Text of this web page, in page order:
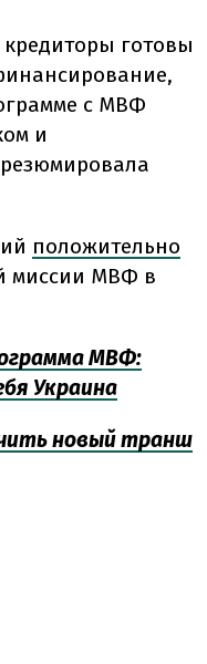
готовы
с МВФ
и
положительно
миссии МВФ в
МВФ:
Украина
новый транш